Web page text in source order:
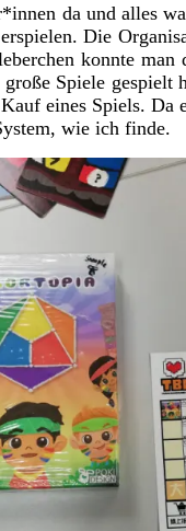
da und alles
Die
konnte
Spiele gespielt
eines Spiels. Da
wie ich finde.